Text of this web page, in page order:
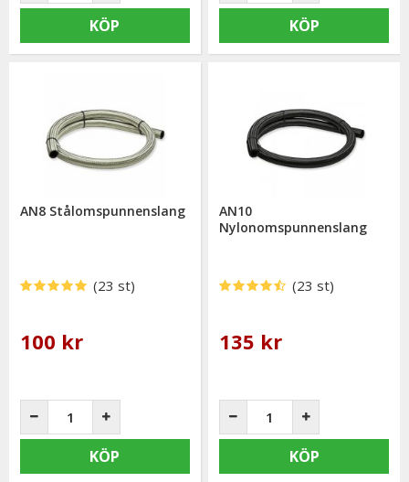
KÖP KÖP
AN8 Stålomspunnenslang
(23 st)
100 kr
KÖP
AN10
Nylonomspunnenslang
(23 st)
135 kr
KÖP